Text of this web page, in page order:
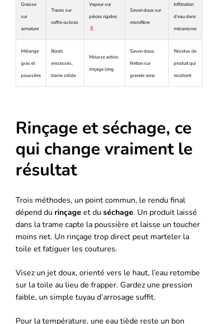
Graisse
sur
armature
Traces sur
coffre ou bras
Vapeur sur
pièces rigides
Savon doux sur
microfibre
Infiltration
d’eau dans
mécanisme
Mélange
gras et
poussière
Bords
encrassés,
trame collée
Mousse active,
rinçage long
Savon doux,
finition sur
grande zone
Résidus de
produit qui
recollent
Rinçage et séchage, ce
qui change vraiment le
résultat
Trois méthodes, un point commun, le rendu final
dépend du rinçage et du séchage. Un produit laissé
dans la trame capte la poussière et laisse un toucher
moins net. Un rinçage trop direct peut marteler la
toile et fatiguer les coutures.
Visez un jet doux, orienté vers le haut, l’eau retombe
sur la toile au lieu de frapper. Gardez une pression
faible, un simple tuyau d’arrosage suffit.
Pour la température, une eau tiède reste un bon